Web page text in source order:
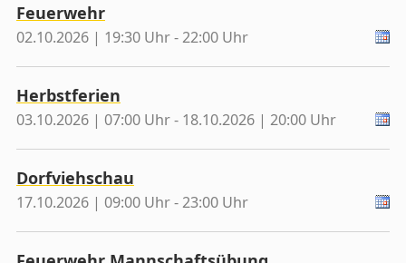
Feuerwehr
02.10.2026 | 19:30 Uhr - 22:00 Uhr
Herbstferien
03.10.2026 | 07:00 Uhr - 18.10.2026 | 20:00 Uhr
Dorfviehschau
17.10.2026 | 09:00 Uhr - 23:00 Uhr